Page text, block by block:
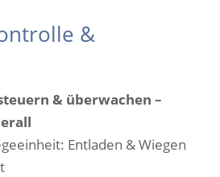
&
& überwachen –
Entladen & Wiegen